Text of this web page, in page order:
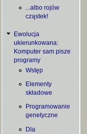
...albo rojów
cząstek!
Ewolucja
ukierunkowana:
Komputer sam pisze
programy
Wstęp
Elementy
składowe
Programowanie
genetyczne
Dla